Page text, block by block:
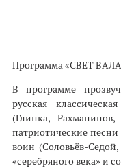
Программа «СВЕТ
В программе
русская
(Глинка,
патриотические
воин (Соловьёв-
«серебряного века» и